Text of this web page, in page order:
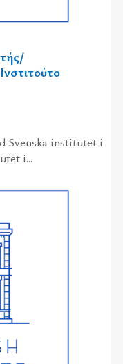
Svenska institutet i
i...